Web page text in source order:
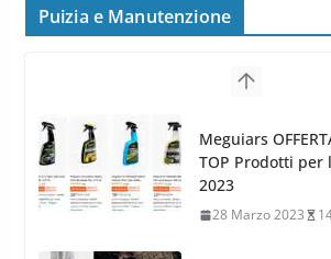
8 Aprile 2026 7
l’acquisizione di
3 Dicembre 2024
Puizia e Manutenzione
Meguiars
TOP Prodotti per
2023
28 Marzo 2023